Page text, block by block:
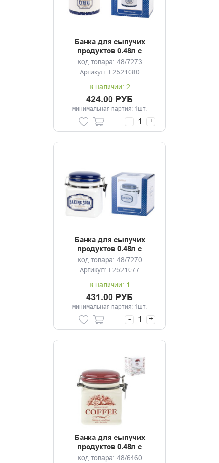
Банка для сыпучих
продуктов 0.48л с
клипсой Gourmet
Код товара: 48/7273
Артикул: L2521080
В наличии: 2
424.00 РУБ
Минимальная партия: 1шт.
- +
Банка для сыпучих
продуктов 0.48л с
клипсой Gourmet
Код товара: 48/7270
Артикул: L2521077
В наличии: 1
431.00 РУБ
Минимальная партия: 1шт.
- +
Банка для сыпучих
продуктов 0.48л с
клипсой Марсала
Код товара: 48/6460